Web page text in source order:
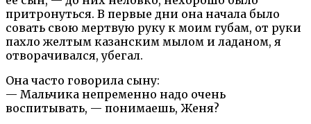
притронуться. В первые дни она начала было
совать свою мертвую руку к моим губам, от руки
пахло желтым казанским мылом и ладаном, я
отворачивался, убегал.
Она часто говорила сыну:
— Мальчика непременно надо очень
воспитывать, — понимаешь, Женя?